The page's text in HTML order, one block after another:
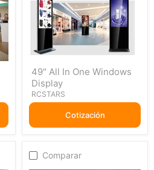
All
In
One
Windows
49" All In One Windows
Display
RCSTARS
Cotización
Comparar